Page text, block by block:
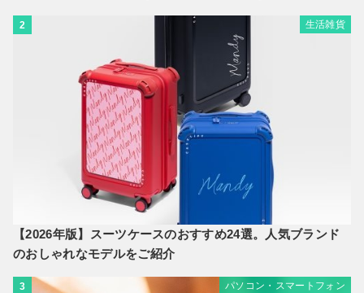
2 生活雑貨
【2026年版】スーツケースのおすすめ24選。人気ブランド
のおしゃれなモデルをご紹介
3 パソコン・スマートフォン